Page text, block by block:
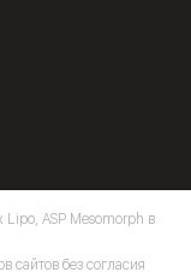
ASP Mesomorph в
сайтов без согласия